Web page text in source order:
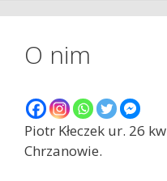
O nim
Piotr Kłeczek ur. 26
Chrzanowie.